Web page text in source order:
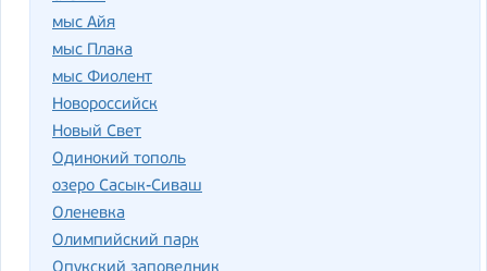
мыс Айя
мыс Плака
мыс Фиолент
Новороссийск
Новый Свет
Одинокий тополь
озеро Сасык-Сиваш
Оленевка
Олимпийский парк